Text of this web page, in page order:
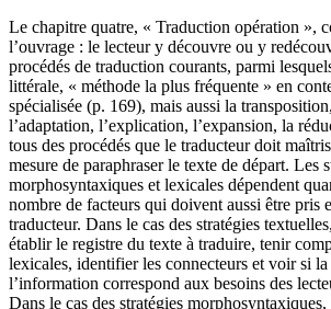
Le chapitre quatre, « Traduction opération »,
l’ouvrage : le lecteur y découvre ou y
procédés de traduction courants, parmi
littérale, « méthode la plus fréquente » en
spécialisée (p. 169), mais aussi la
l’adaptation, l’explication, l’expansion, la
tous des procédés que le traducteur doit
mesure de paraphraser le texte de départ. Les
morphosyntaxiques et lexicales dépendent
nombre de facteurs qui doivent aussi être pris
traducteur. Dans le cas des stratégies
établir le registre du texte à traduire, tenir
lexicales, identifier les connecteurs et voir si
l’information correspond aux besoins des
Dans le cas des stratégies